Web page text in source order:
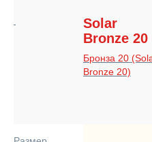
Solar
Bronze 20
Бронза 20
Bronze 20)